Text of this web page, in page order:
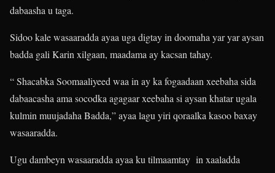
dabaasha u taga.
Sidoo kale wasaaradda ayaa uga digtay in doomaha yar yar aysan
badda gali Karin xilgaan, maadama ay kacsan tahay.
“ Shacabka Soomaaliyeed waa in ay ka fogaadaan xeebaha sida
dabaacasha ama socodka agagaar xeebaha si aysan khatar ugala
kulmin muujadaha Badda,” ayaa lagu yiri qoraalka kasoo baxay
wasaaradda.
Ugu dambeyn wasaaradda ayaa ku tilmaamtay in xaaladda